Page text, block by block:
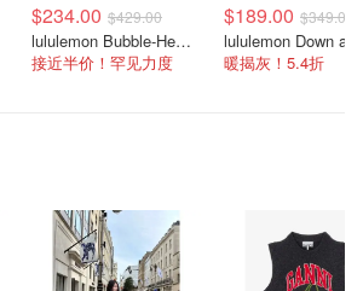
$234.00 $429.00
lululemon Bubble-Hem 600蓬松羽绒夹克
接近半价！罕见力度
$189.00 $349.00
暖揭灰！5.4折